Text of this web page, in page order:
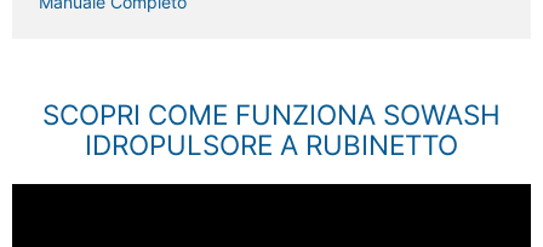
SCOPRI COME FUNZIONA SOWASH
IDROPULSORE A RUBINETTO